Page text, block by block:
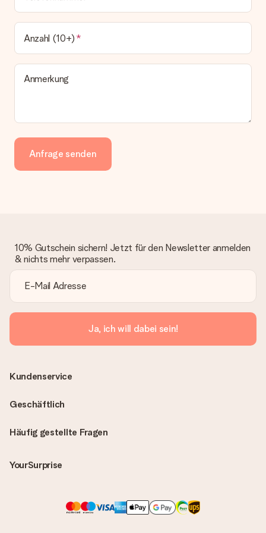
Anzahl (10+)
Anmerkung
Anfrage senden
10% Gutschein sichern! Jetzt für den Newsletter anmelden
& nichts mehr verpassen.
Ja, ich will dabei sein!
Häufig gestellte Fragen
YourSurprise
Kundenservice
Geschäftlich